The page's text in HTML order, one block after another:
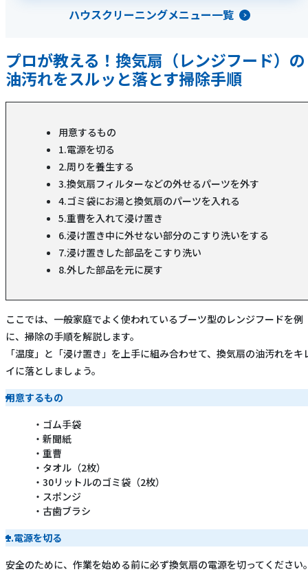
ハウスクリーニングメニュー一覧
プロが教える！換気扇（レンジフード）の
油汚れをスルッと落とす掃除手順
用意するもの
1.電源を切る
2.周りを養生する
3.換気扇フィルターなどの外せるパーツを外す
4.ゴミ袋にお湯と換気扇のパーツを入れる
5.重曹を入れて浸け置き
6.浸け置き中に外せない部分のこすり洗いをする
7.浸け置きした部品をこすり洗い
8.外した部品を元に戻す
ここでは、一般家庭でよく使われているブーツ型のレンジフードを例
に、掃除の手順を解説します。
「温度」と「浸け置き」を上手に組み合わせて、換気扇の油汚れをキ
イに落としましょう。
用意するもの
ゴム手袋
新聞紙
重曹
タオル（2枚）
30リットルのゴミ袋（2枚）
スポンジ
古歯ブラシ
1.電源を切る
安全のために、作業を始める前に必ず換気扇の電源を切ってください